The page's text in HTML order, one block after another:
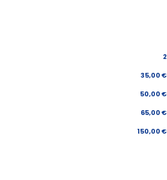
2
35,00 €
50,00 €
65,00 €
150,00 €